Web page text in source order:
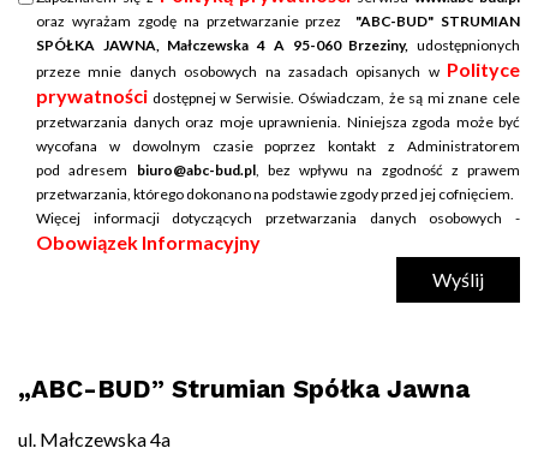
oraz wyrażam zgodę na przetwarzanie przez
"ABC-BUD" STRUMIAN
SPÓŁKA JAWNA, Małczewska 4 A 95-060 Brzeziny, udostępnionych
przeze mnie danych osobowych na zasadach opisanych w Polityce
prywatności dostępnej w Serwisie. Oświadczam, że są mi znane cele
przetwarzania danych oraz moje uprawnienia. Niniejsza zgoda może być
wycofana w dowolnym czasie poprzez kontakt z Administratorem
pod adresem biuro@abc-bud.pl, bez wpływu na zgodność z prawem
przetwarzania, którego dokonano na podstawie zgody przed jej cofnięciem.
Więcej informacji dotyczących przetwarzania danych osobowych -
Obowiązek Informacyjny
„ABC-BUD” Strumian Spółka Jawna
ul. Małczewska 4a